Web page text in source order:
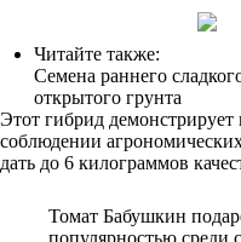
Читайте также:
Семена раннего
открытого грунта
Этот гибрид
соблюдении
дать до 6 килограммов
Томат Бабушкин
популярностью среди